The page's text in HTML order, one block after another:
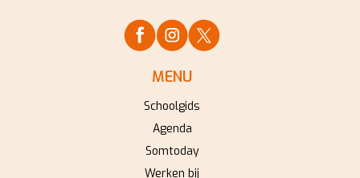
MENU
Schoolgids
Agenda
Somtoday
Werken bij